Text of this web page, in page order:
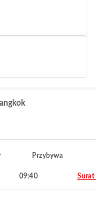
Przybywa
09:40 Surat